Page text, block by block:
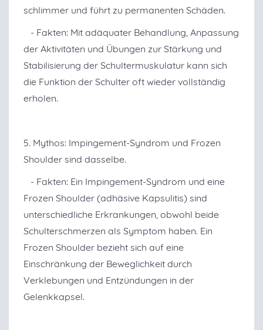
schlimmer und führt zu permanenten Schäden.
- Fakten: Mit adäquater Behandlung, Anpassung
der Aktivitäten und Übungen zur Stärkung und
Stabilisierung der Schultermuskulatur kann sich
die Funktion der Schulter oft wieder vollständig
erholen.
5. Mythos: Impingement-Syndrom und Frozen
Shoulder sind dasselbe.
- Fakten: Ein Impingement-Syndrom und eine
Frozen Shoulder (adhäsive Kapsulitis) sind
unterschiedliche Erkrankungen, obwohl beide
Schulterschmerzen als Symptom haben. Ein
Frozen Shoulder bezieht sich auf eine
Einschränkung der Beweglichkeit durch
Verklebungen und Entzündungen in der
Gelenkkapsel.